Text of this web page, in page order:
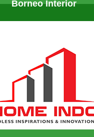
Borneo Interior
HUBUNGI KAMI